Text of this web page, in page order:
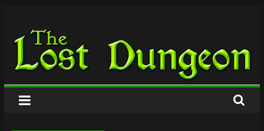
springen
The
Lost
Dungeon